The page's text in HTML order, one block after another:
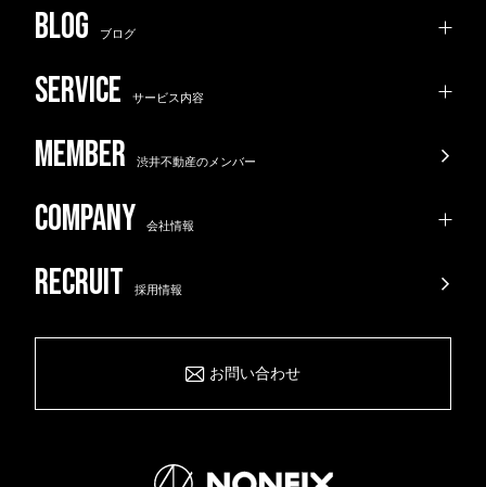
ブログ
サービス内容
渋井不動産のメンバー
会社情報
採用情報
お問い合わせ